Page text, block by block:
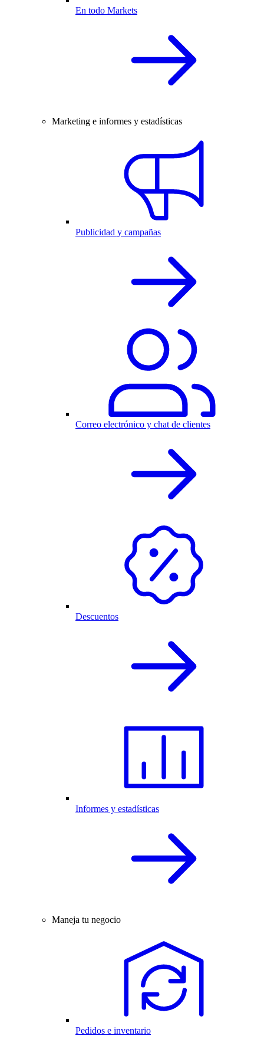
En todo Markets
Marketing e informes y estadísticas
Publicidad y campañas
Correo electrónico y chat de clientes
Descuentos
Informes y estadísticas
Maneja tu negocio
Pedidos e inventario